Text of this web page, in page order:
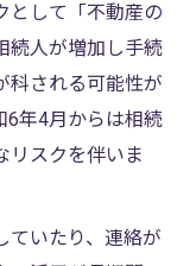
として「不動産の
続人が増加し手続
科される可能性が
6年4月からは相続
リスクを伴いま
ていたり、連絡が